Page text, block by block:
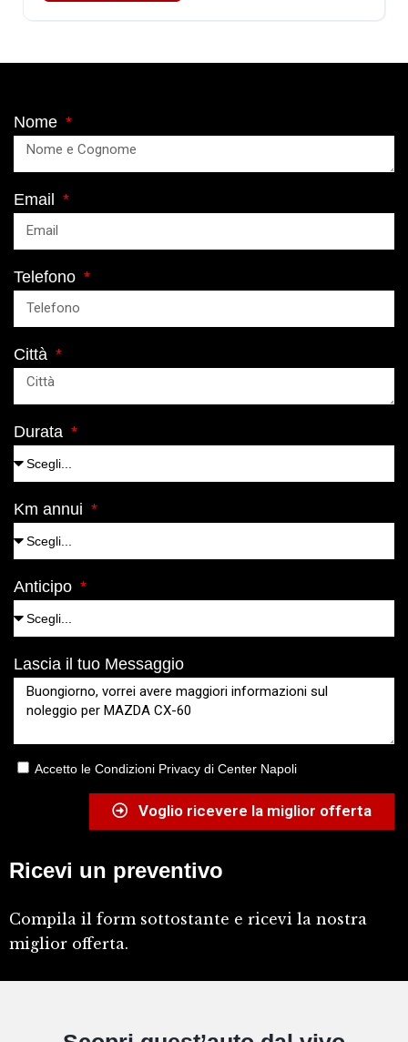
Nome
Email
Telefono
Città
Durata
Km annui
Anticipo
Lascia il tuo Messaggio
Accetto le Condizioni Privacy di Center Napoli
Voglio ricevere la miglior offerta
Ricevi un preventivo
Compila il form sottostante e ricevi la nostra
miglior offerta.